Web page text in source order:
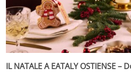
IL NATALE A EATALY OSTIENSE